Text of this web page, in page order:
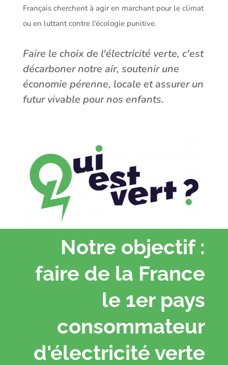
Français cherchent à agir en marchant pour le climat
ou en luttant contre l'écologie punitive.
Faire le choix de l'électricité verte, c'est
décarboner notre air, soutenir une
économie pérenne, locale et assurer un
futur vivable pour nos enfants.
Notre objectif :
faire de la France
le 1er pays
consommateur
d'électricité verte